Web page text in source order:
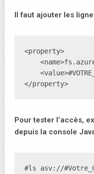
Il faut ajouter les
<property>
</property>
Pour tester l’accès,
depuis la console
#ls asv://